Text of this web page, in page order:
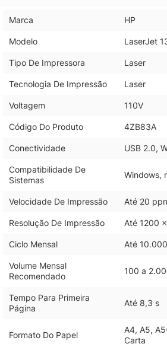
Marca HP
Modelo LaserJet
Tipo De Impressora Laser
Tecnologia De Impressão Laser
Voltagem 110V
Código Do Produto 4ZB83A
Conectividade USB 2.0,
Compatibilidade De
Sistemas
Windows,
Velocidade De Impressão Até 20
Resolução De Impressão Até 1200
Ciclo Mensal Até
Volume Mensal
Recomendado
100 a
Tempo Para Primeira
Página
Até 8,3 s
Formato Do Papel
A4, A5,
Carta